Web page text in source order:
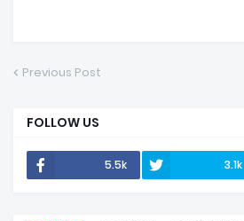
Previous Post
FOLLOW US
5.5k 3.1k